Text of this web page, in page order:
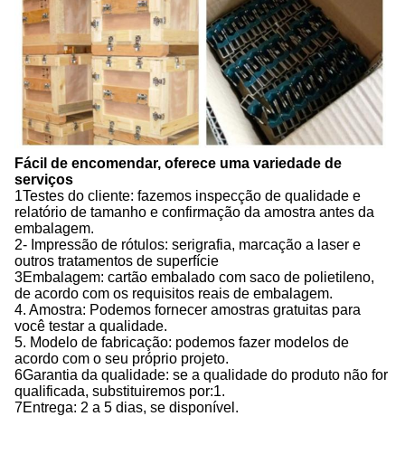
Fácil de encomendar, oferece uma variedade de
serviços
1Testes do cliente: fazemos inspecção de qualidade e
relatório de tamanho e confirmação da amostra antes da
embalagem.
2- Impressão de rótulos: serigrafia, marcação a laser e
outros tratamentos de superfície
3Embalagem: cartão embalado com saco de polietileno,
de acordo com os requisitos reais de embalagem.
4. Amostra: Podemos fornecer amostras gratuitas para
você testar a qualidade.
5. Modelo de fabricação: podemos fazer modelos de
acordo com o seu próprio projeto.
6Garantia da qualidade: se a qualidade do produto não for
qualificada, substituiremos por:1.
7Entrega: 2 a 5 dias, se disponível.